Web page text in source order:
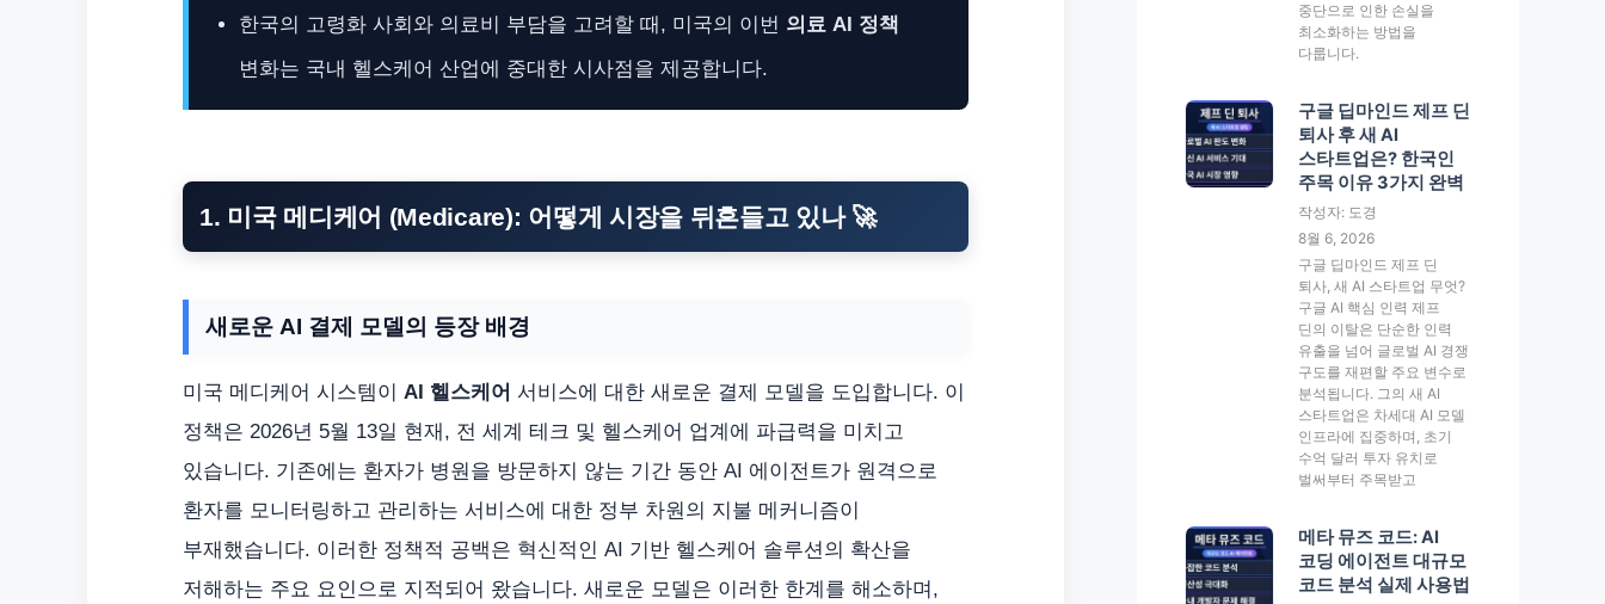
한국의 고령화 사회와 의료비 부담을 고려할 때, 미국의 이번 의료 AI 정책
변화는 국내 헬스케어 산업에 중대한 시사점을 제공합니다.
1. 미국 메디케어 (Medicare): 어떻게 시장을 뒤흔들고 있나 🚀
새로운 AI 결제 모델의 등장 배경
미국 메디케어 시스템이 AI 헬스케어 서비스에 대한 새로운 결제 모델을 도입합니다. 이
정책은 2026년 5월 13일 현재, 전 세계 테크 및 헬스케어 업계에 파급력을 미치고
있습니다. 기존에는 환자가 병원을 방문하지 않는 기간 동안 AI 에이전트가 원격으로
환자를 모니터링하고 관리하는 서비스에 대한 정부 차원의 지불 메커니즘이
부재했습니다. 이러한 정책적 공백은 혁신적인 AI 기반 헬스케어 솔루션의 확산을
저해하는 주요 요인으로 지적되어 왔습니다. 새로운 모델은 이러한 한계를 해소하며,
중단으로 인한 손실을
최소화하는 방법을
다룹니다.
구글 딥마인드 제프 딘
퇴사 후 새 AI
스타트업은? 한국인
주목 이유 3가지 완벽
작성자: 도경
8월 6, 2026
구글 딥마인드 제프 딘
퇴사, 새 AI 스타트업 무엇?
구글 AI 핵심 인력 제프
딘의 이탈은 단순한 인력
유출을 넘어 글로벌 AI 경쟁
구도를 재편할 주요 변수로
분석됩니다. 그의 새 AI
스타트업은 차세대 AI 모델
인프라에 집중하며, 초기
수억 달러 투자 유치로
벌써부터 주목받고
메타 뮤즈 코드: AI
코딩 에이전트 대규모
코드 분석 실제 사용법